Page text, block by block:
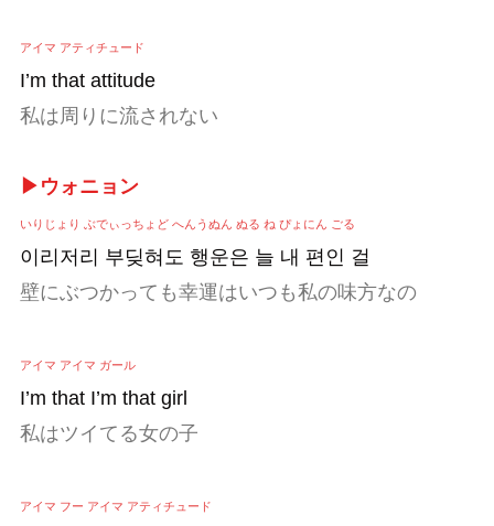
アイマ アティチュード
I’m that attitude
私は周りに流されない
▶ウォニョン
いりじょり ぶでぃっちょど へんうぬん ぬる ね ぴょにん ごる
이리저리 부딪혀도 행운은 늘 내 편인 걸
壁にぶつかっても幸運はいつも私の味方なの
アイマ アイマ ガール
I’m that I’m that girl
私はツイてる女の子
アイマ フー アイマ アティチュード